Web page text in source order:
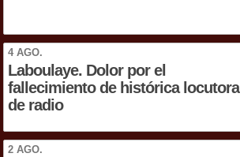
4 AGO.
Laboulaye. Dolor por el
fallecimiento de histórica locutora
de radio
2 AGO.